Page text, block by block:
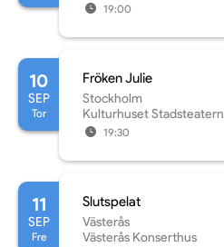
19:00
10
SEP
Tor
Fröken Julie
Stockholm
Kulturhuset Stadsteatern
19:30
11
SEP
Fre
Slutspelat
Västerås
Västerås Konserthus